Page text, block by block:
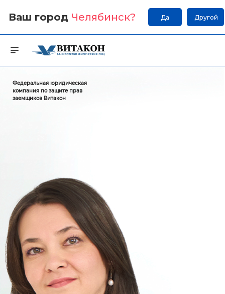
Ваш город Челябинск? Да Другой
Федеральная юридическая
компания по защите прав
заемщиков Витакон